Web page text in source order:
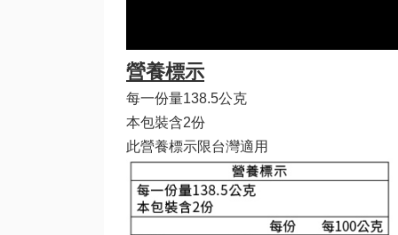
營養標示
每一份量138.5公克
本包裝含2份
此營養標示限台灣適用